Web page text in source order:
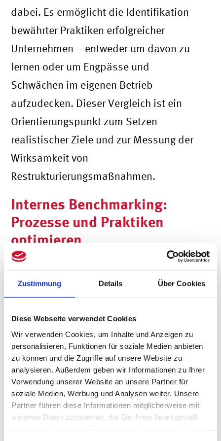
Zustimmung Details Über Cookies
Diese Webseite verwendet Cookies
Wir verwenden Cookies, um Inhalte und Anzeigen zu
personalisieren, Funktionen für soziale Medien anbieten
zu können und die Zugriffe auf unsere Website zu
analysieren. Außerdem geben wir Informationen zu Ihrer
Verwendung unserer Website an unsere Partner für
soziale Medien, Werbung und Analysen weiter. Unsere
Partner führen diese Informationen möglicherweise mit
weiteren Daten zusammen, die Sie ihnen bereitgestellt
dabei. Es ermöglicht die Identifikation
bewährter Praktiken erfolgreicher
Unternehmen – entweder um davon zu
lernen oder um Engpässe und
Schwächen im eigenen Betrieb
aufzudecken. Dieser Vergleich ist ein
Orientierungspunkt zum Setzen
realistischer Ziele und zur Messung der
Wirksamkeit von
Restrukturierungsmaßnahmen.
Internes Benchmarking:
Prozesse und Praktiken
optimieren
Unternehmen, ihre eigenen Abteilungen
vergleichen. Mit diesem Ansatz werden
bewährte Praktiken identifiziert und auf
breiterer Ebene implementiert. Während
einer Restrukturierung ist es
entscheidend, interne Synergien zu
entdecken und ineffiziente Prozesse zu
optimieren. Durch die Analyse von